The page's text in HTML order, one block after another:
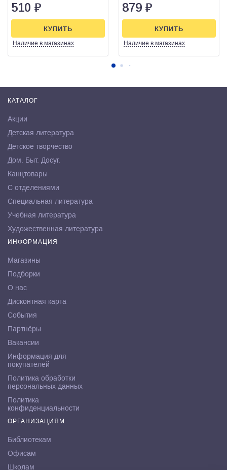
510 ₽
Наличие в магазинах
КУПИТЬ
879 ₽
Наличие в магазинах
КУПИТЬ
КАТАЛОГ
Акции
Детская литература
Детское творчество
Дом. Быт. Досуг.
Канцтовары
С отделениями
Специальная литература
Учебная литература
Художественная литература
ИНФОРМАЦИЯ
Магазины
Подборки
О нас
Дисконтная карта
События
Партнёры
Вакансии
Информация для
покупателей
Политика обработки
персональных данных
Политика
конфиденциальности
ОРГАНИЗАЦИЯМ
Библиотекам
Офисам
Школам